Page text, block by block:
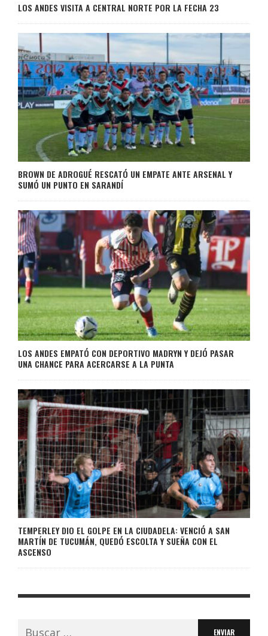
LOS ANDES VISITA A CENTRAL NORTE POR LA FECHA 23
BROWN DE ADROGUÉ RESCATÓ UN EMPATE ANTE ARSENAL Y
SUMÓ UN PUNTO EN SARANDÍ
LOS ANDES EMPATÓ CON DEPORTIVO MADRYN Y DEJÓ PASAR
UNA CHANCE PARA ACERCARSE A LA PUNTA
TEMPERLEY DIO EL GOLPE EN LA CIUDADELA: VENCIÓ A SAN
MARTÍN DE TUCUMÁN, QUEDÓ ESCOLTA Y SUEÑA CON EL
ASCENSO
Buscar: